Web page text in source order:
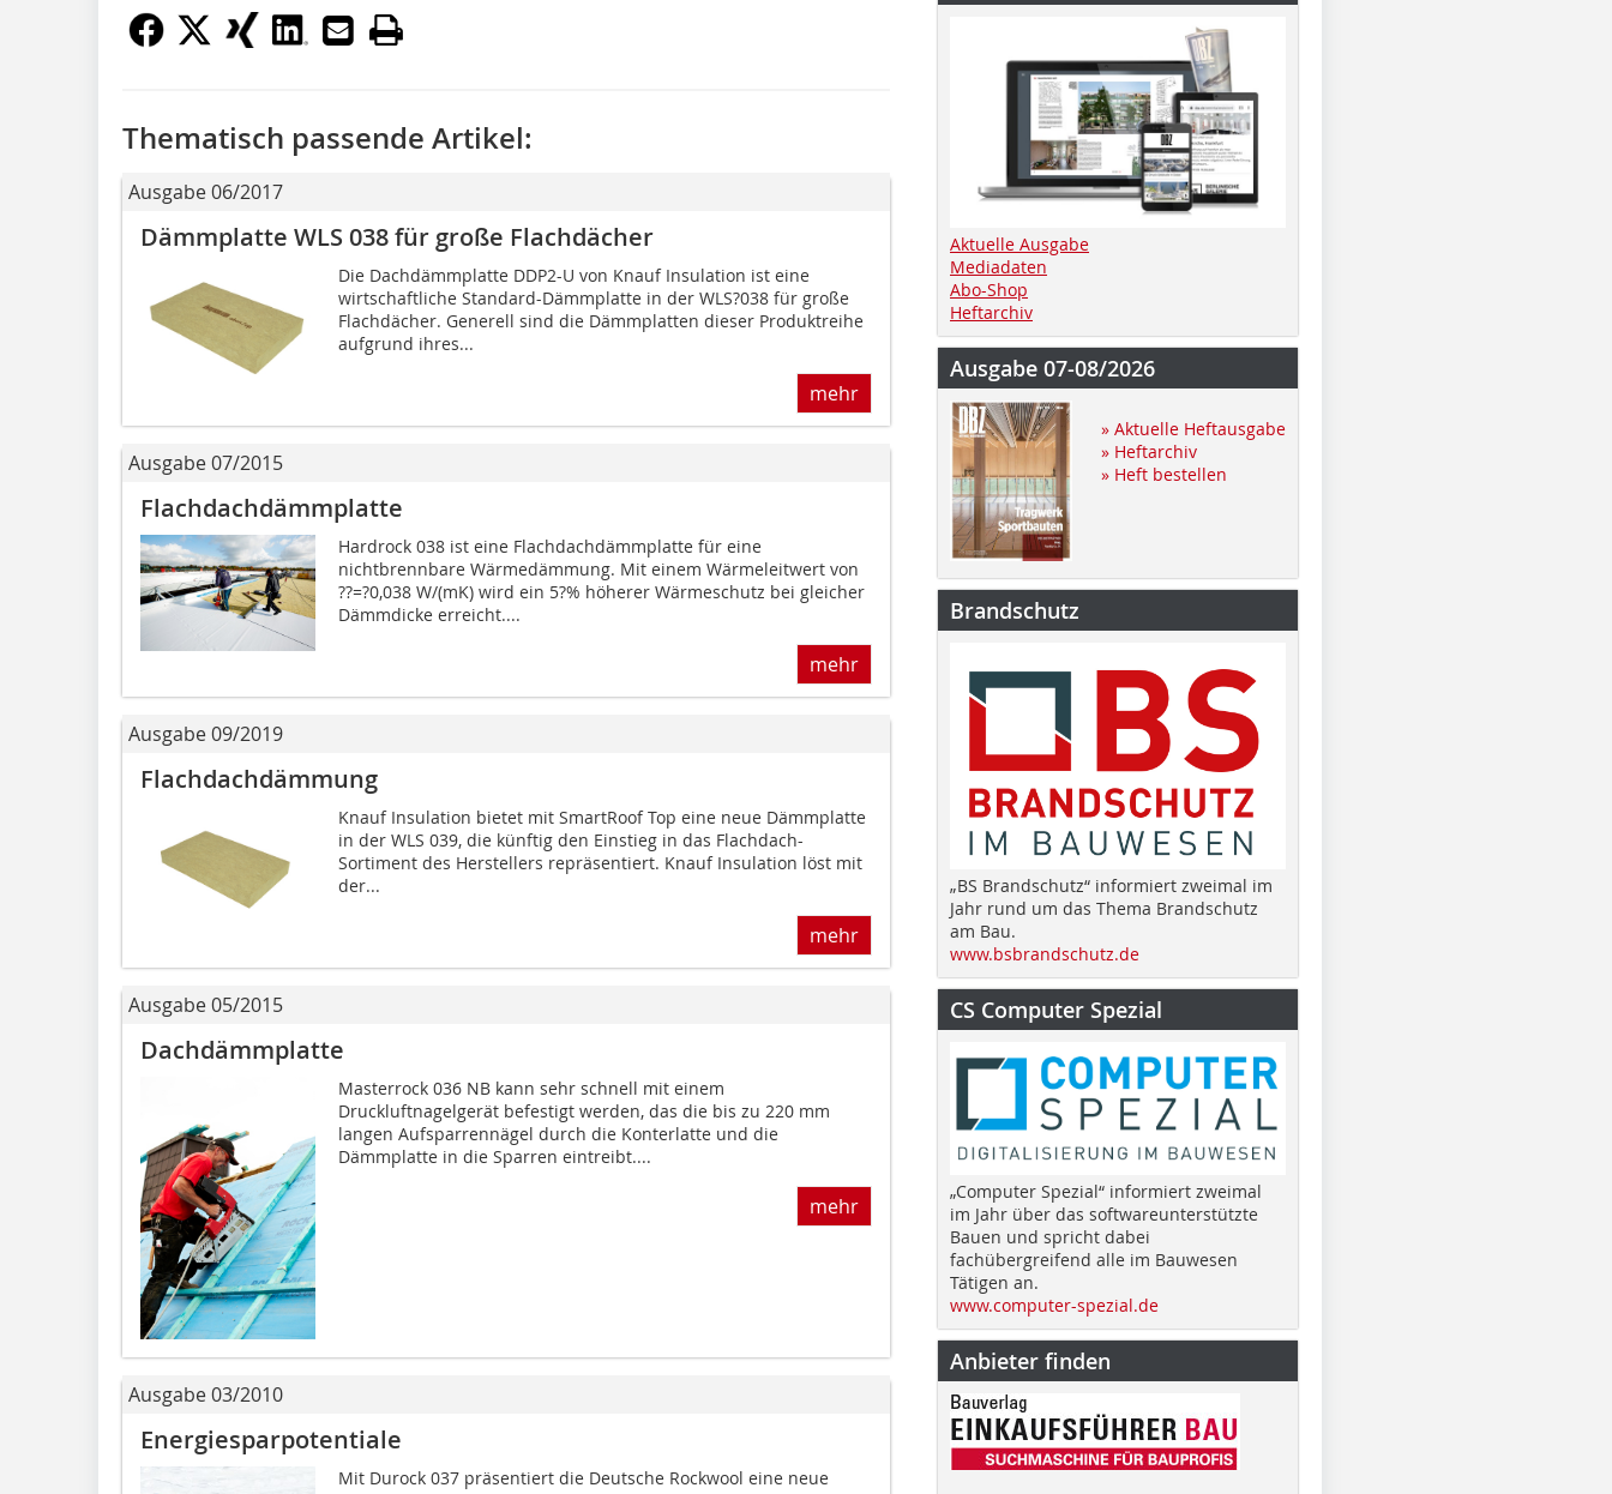
Thematisch passende Artikel:
Ausgabe 06/2017
Dämmplatte WLS 038 für große Flachdächer
Die Dachdämmplatte DDP2-U von Knauf Insulation ist eine
wirtschaftliche Standard-Dämmplatte in der WLS?038 für große
Flachdächer. Generell sind die Dämmplatten dieser Produktreihe
aufgrund ihres...
mehr
Ausgabe 07/2015
Flachdachdämmplatte
Hardrock 038 ist eine Flachdachdämmplatte für eine
nichtbrennbare Wärmedämmung. Mit einem Wärmeleitwert von
??=?0,038 W/(mK) wird ein 5?% höherer Wärmeschutz bei gleicher
Dämmdicke erreicht....
mehr
Ausgabe 09/2019
Flachdachdämmung
Knauf Insulation bietet mit SmartRoof Top eine neue Dämmplatte
in der WLS 039, die künftig den Einstieg in das Flachdach-
Sortiment des Herstellers repräsentiert. Knauf Insulation löst mit
der...
mehr
Ausgabe 05/2015
Dachdämmplatte
Masterrock 036 NB kann sehr schnell mit einem
Druckluftnagelgerät befestigt werden, das die bis zu 220 mm
langen Aufsparrennägel durch die Konterlatte und die
Dämmplatte in die Sparren eintreibt....
mehr
Ausgabe 03/2010
Energiesparpotentiale
Mit Durock 037 präsentiert die Deutsche Rockwool eine neue
Aktuelle Ausgabe
Mediadaten
Abo-Shop
Heftarchiv
Ausgabe 07-08/2026
» Aktuelle Heftausgabe
» Heftarchiv
» Heft bestellen
Brandschutz
„BS Brandschutz“ informiert zweimal im
Jahr rund um das Thema Brandschutz
am Bau.
www.bsbrandschutz.de
CS Computer Spezial
„Computer Spezial“ informiert zweimal
im Jahr über das softwareunterstützte
Bauen und spricht dabei
fachübergreifend alle im Bauwesen
Tätigen an.
www.computer-spezial.de
Anbieter finden